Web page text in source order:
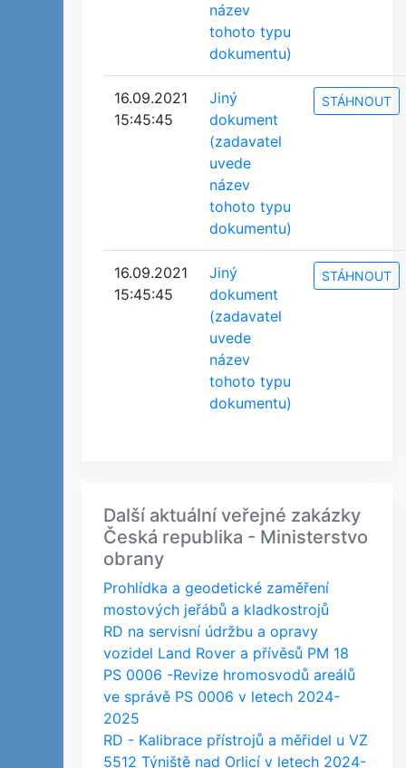
název
tohoto typu
dokumentu)
16.09.2021
15:45:45
Jiný
dokument
(zadavatel
uvede
název
tohoto typu
dokumentu)
STÁHNOUT
16.09.2021
15:45:45
Jiný
dokument
(zadavatel
uvede
název
tohoto typu
dokumentu)
STÁHNOUT
Další aktuální veřejné zakázky
Česká republika - Ministerstvo
obrany
Prohlídka a geodetické zaměření
mostových jeřábů a kladkostrojů
RD na servisní údržbu a opravy
vozidel Land Rover a přívěsů PM 18
PS 0006 -Revize hromosvodů areálů
ve správě PS 0006 v letech 2024-
2025
RD - Kalibrace přístrojů a měřidel u VZ
5512 Týniště nad Orlicí v letech 2024-